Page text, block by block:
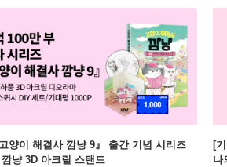
양이 해결사 깜냥 9』 출간 기념 시리즈
냥 3D 아크릴 스탠드
[
나